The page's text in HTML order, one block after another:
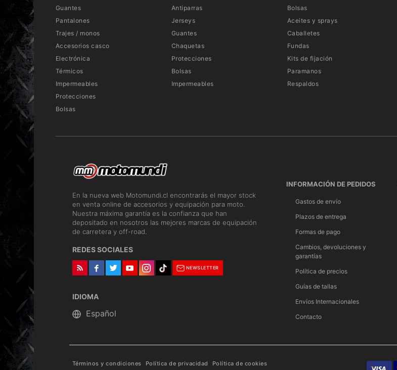
Guantes
Pantalones
Trajes / monos
Accesorios casco
Electrónica
Térmicos
Impermeables
Protecciones
Bolsas
Antiparras
Jerseys
Guantes
Chaquetas
Protecciones
Bolsas
Impermeables
Bolsas
Aceites y sprays
Caballetes
Fundas
Kits de fijación
Paramanos
Respaldos
En la nueva web Motomundi.cl encontrarás el mayor stock
en venta online de accesorios y equipación para moto.
Nuestra máxima garantía es la confianza que han
depositado en nosotros las mejores marcas de equipación
de carretera y off-road.
REDES SOCIALES
NEWSLETTER
IDIOMA
INFORMACIÓN DE PEDIDOS
Gastos de envío
Plazos de entrega
Formas de pago
Cambios, devoluciones y
garantías
Política de precios
Guías de tallas
Envíos Internacionales
Contacto
Términos y condiciones Política de privacidad Política de cookies